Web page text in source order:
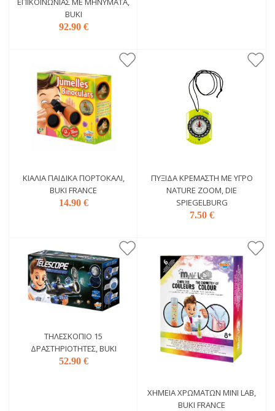
BUKI
92.90 €
ΚΙΆΛΙΑ ΠΑΙΔΙΚΆ ΠΟΡΤΟΚΆΛΙ,
BUKI FRANCE
14.90 €
ΠΥΞΊΔΑ ΚΡΕΜΑΣΤΉ ΜΕ ΥΓΡΌ
NATURE ZOOM, DIE
SPIEGELBURG
7.50 €
ΤΗΛΕΣΚΌΠΙΟ 15
ΔΡΑΣΤΗΡΙΌΤΗΤΕΣ, BUKI
52.90 €
ΧΗΜΕΊΑ ΧΡΩΜΆΤΩΝ MINI LAB,
BUKI FRANCE